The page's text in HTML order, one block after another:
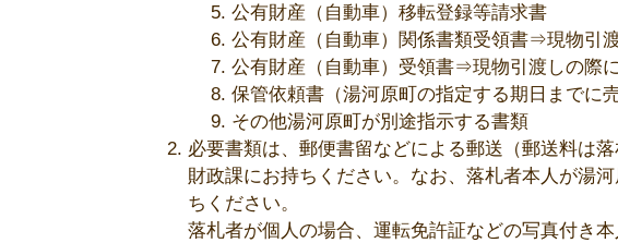
公有財産（自動車）移転登録等請求書
公有財産（自動車）関係書類受領書⇒現物引
公有財産（自動車）受領書⇒現物引渡しの際
保管依頼書（湯河原町の指定する期日までに
その他湯河原町が別途指示する書類
必要書類は、郵便書留などによる郵送（郵送料は
財政課にお持ちください。なお、落札者本人が湯
ちください。
落札者が個人の場合、運転免許証などの写真付き